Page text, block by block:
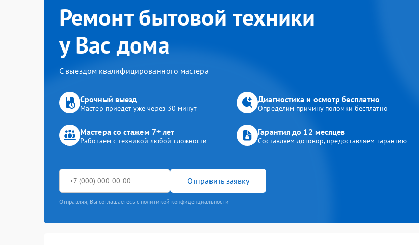
Ремонт бытовой техники
у Вас дома
С выездом квалифицированного мастера
Срочный выезд
Мастер приедет уже через 30 минут
Диагностика и осмотр бесплатно
Определим причину поломки бесплатно
Мастера со стажем 7+ лет
Работаем с техникой любой сложности
Гарантия до 12 месяцев
Составляем договор, предоставляем гарантию
Отправить заявку
Отправляя, Вы соглашаетесь с политикой конфиденциальности